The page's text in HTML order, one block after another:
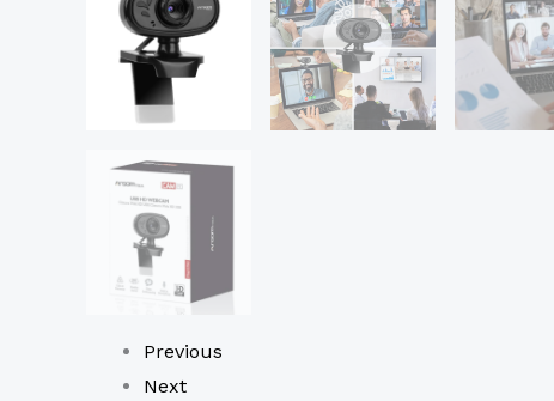
Previous
Next